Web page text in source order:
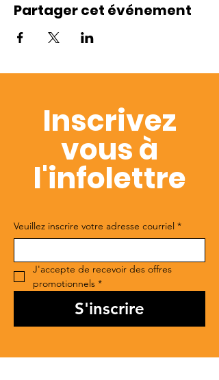
Partager cet événement
Inscrivez
vous à
l'infolettre
Veuillez inscrire votre adresse courriel *
J'accepte de recevoir des offres
promotionnels *
S'inscrire